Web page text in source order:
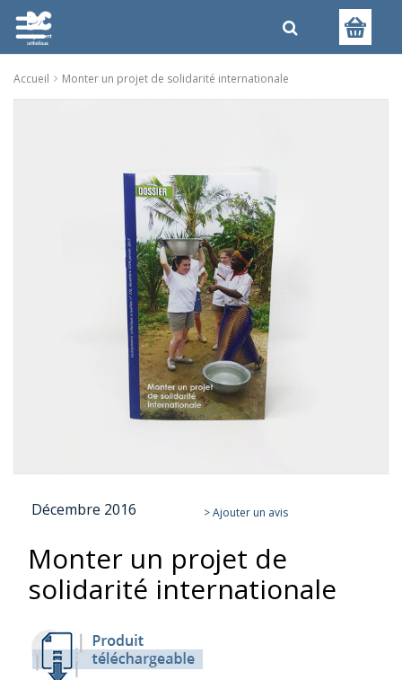
Accueil Monter un projet de solidarité internationale
beginning
the
gallery
Décembre 2016 > Ajouter un avis
Monter un projet de
solidarité internationale